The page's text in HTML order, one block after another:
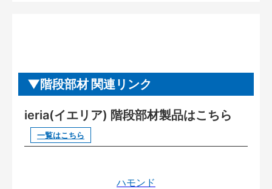
階段部材 関連リンク
ieria(イエリア) 階段部材製品はこちら
一覧はこちら
ハモンド